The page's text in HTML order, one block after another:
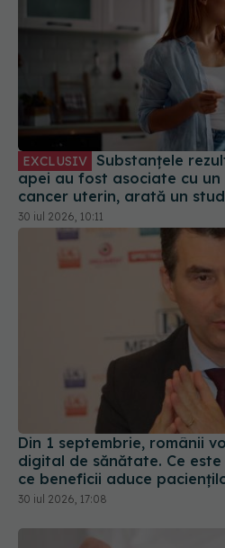
EXCLUSIV
apei au fost asociate cu un
cancer uterin, arată un
30 iul 2026, 10:11
Din 1 septembrie, românii
digital de sănătate. Ce
ce beneficii aduce
30 iul 2026, 17:08